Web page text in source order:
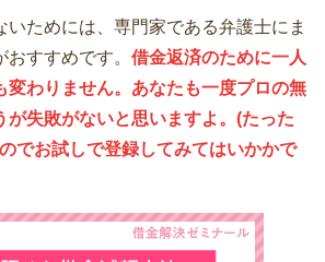
いためには、専門家である弁護士にま
すすめです。 借金返済のために一人
変わりません。あなたも一度プロの無
が失敗がないと思いますよ。(たった
でお試しで登録してみてはいかかで